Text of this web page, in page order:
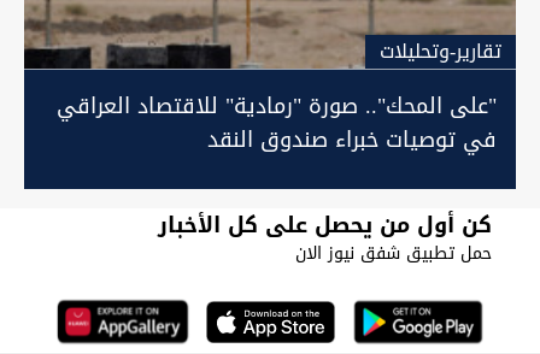
تقارير-وتحليلات
"على المحك".. صورة "رمادية" للاقتصاد العراقي
في توصيات خبراء صندوق النقد
كن أول من يحصل على كل الأخبار
حمل تطبيق شفق نيوز الان